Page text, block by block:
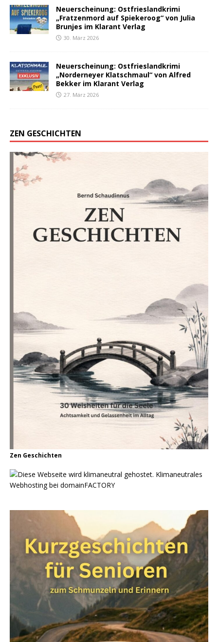
Neuerscheinung: Ostfrieslandkrimi
„Fratzenmord auf Spiekeroog“ von Julia
Brunjes im Klarant Verlag
30. März 2026
Neuerscheinung: Ostfrieslandkrimi
„Norderneyer Klatschmaul“ von Alfred
Bekker im Klarant Verlag
27. März 2026
ZEN GESCHICHTEN
Zen Geschichten